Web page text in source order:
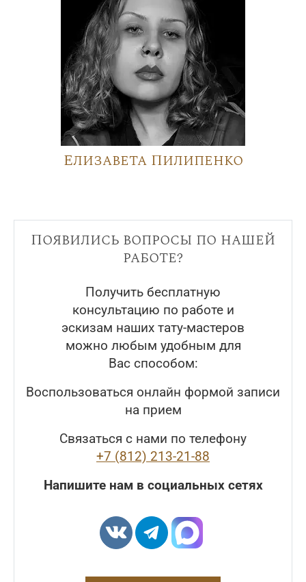
Елизавета Пилипенко
Появились вопросы по нашей
работе?
Получить бесплатную
консультацию по работе и
эскизам наших тату-мастеров
можно любым удобным для
Вас способом:
Воспользоваться онлайн формой записи
на прием
Связаться с нами по телефону
+7 (812) 213-21-88
Напишите нам в социальных сетях